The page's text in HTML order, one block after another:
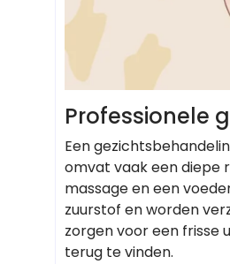
Professionele
Een
omvat vaak een diepe
massage en een
zuurstof en worden
zorgen voor een frisse
terug te vinden.